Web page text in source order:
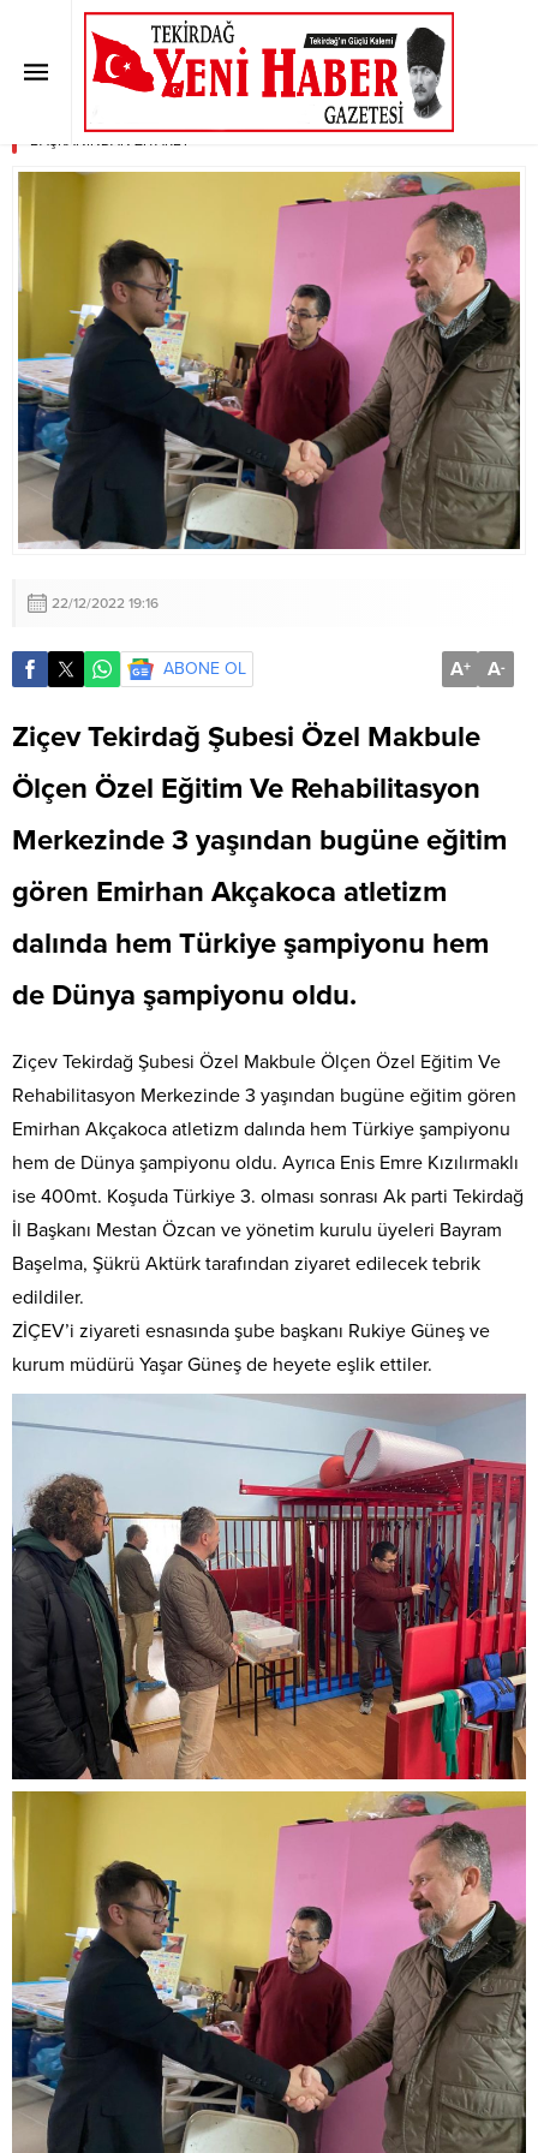
ZİÇEV ÖĞRENCİLERİNE AK PARTİ
İL BAŞKANINDAN ZİYARET
ZİÇEV ÖĞRENCİLERİNE AK PARTİ İL
BAŞKANINDAN ZİYARET
22/12/2022 19:16
ABONE OL A+ A-
Ziçev Tekirdağ Şubesi Özel Makbule
Ölçen Özel Eğitim Ve Rehabilitasyon
Merkezinde 3 yaşından bugüne eğitim
gören Emirhan Akçakoca atletizm
dalında hem Türkiye şampiyonu hem
de Dünya şampiyonu oldu.
Ziçev Tekirdağ Şubesi Özel Makbule Ölçen Özel Eğitim Ve
Rehabilitasyon Merkezinde 3 yaşından bugüne eğitim gören
Emirhan Akçakoca atletizm dalında hem Türkiye şampiyonu
hem de Dünya şampiyonu oldu. Ayrıca Enis Emre Kızılırmaklı
ise 400mt. Koşuda Türkiye 3. olması sonrası Ak parti Tekirdağ
İl Başkanı Mestan Özcan ve yönetim kurulu üyeleri Bayram
Başelma, Şükrü Aktürk tarafından ziyaret edilecek tebrik
edildiler.
ZİÇEV’i ziyareti esnasında şube başkanı Rukiye Güneş ve
kurum müdürü Yaşar Güneş de heyete eşlik ettiler.